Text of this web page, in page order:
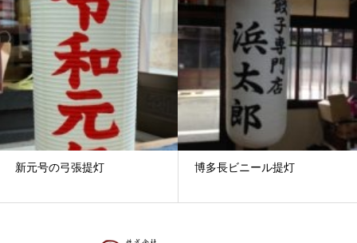
新元号の弓張提灯 博多長ビニール提灯